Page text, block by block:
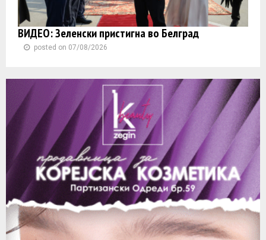
ВИДЕО: Зеленски пристигна во Белград
posted on 07/08/2026